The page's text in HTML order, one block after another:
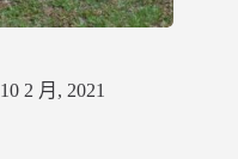
10 2 月, 2021